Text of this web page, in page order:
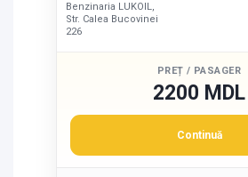
Benzinaria LUKOIL,
Str. Calea Bucovinei
226
PREȚ / PASAGER
2200 MDL
Continuă